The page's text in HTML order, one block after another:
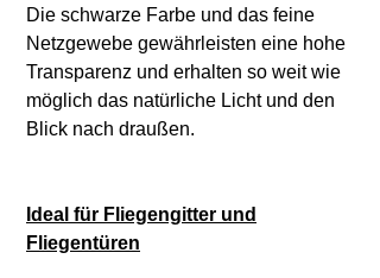
Die schwarze Farbe und das feine
Netzgewebe gewährleisten eine hohe
Transparenz und erhalten so weit wie
möglich das natürliche Licht und den
Blick nach draußen.
Ideal für Fliegengitter und
Fliegentüren